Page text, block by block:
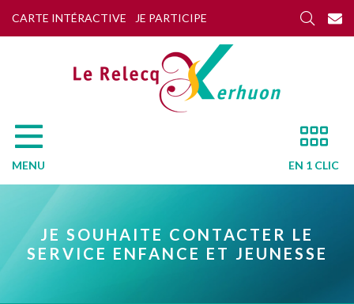
CARTE INTÉRACTIVE JE PARTICIPE
MENU EN 1 CLIC
JE SOUHAITE CONTACTER LE
SERVICE ENFANCE ET JEUNESSE